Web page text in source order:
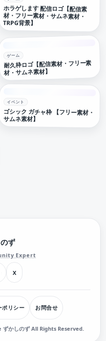
ホラゲします 配信ロゴ【配信素
材・フリー素材・サムネ素材・
TRPG背景】
ゲーム
耐久枠ロゴ【配信素材・フリー素
材・サムネ素材】
イベント
ゴシック ガチャ枠 【フリー素材・
サムネ素材】
ず
Expert
X
ポリシー お問合せ
かしのず All Rights Reserved.